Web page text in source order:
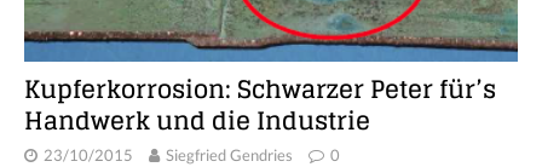
Kupferkorrosion: Schwarzer Peter für’s
Handwerk und die Industrie
23/10/2015 Siegfried Gendries 0